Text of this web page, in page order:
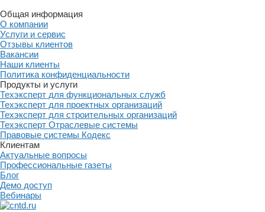
Общая информация
О компании
Услуги и сервис
Отзывы клиентов
Вакансии
Наши клиенты
Политика конфиденциальности
Продукты и услуги
Техэксперт для функциональных служб
Техэксперт для проектных организаций
Техэксперт для строительных организаций
Техэксперт Отраслевые системы
Правовые системы Кодекс
Клиентам
Актуальные вопросы
Профессиональные газеты
Блог
Демо доступ
Вебинары